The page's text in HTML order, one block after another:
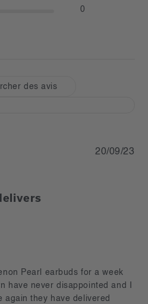
0
Pearl earbuds for a week
have never disappointed and I
again they have delivered
I have been testing the
20/09/23